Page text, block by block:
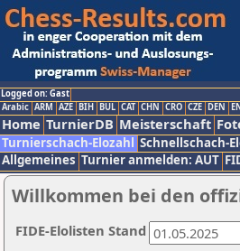
Logged on: Gast
Arabic ARM AZE BIH BUL CAT CHN CRO CZE DEN
Home TurnierDB Meisterschaft
Turnierschach-Elozahl Schnellschach-
Allgemeines Turnier anmelden: AUT
Willkommen bei den
FIDE-Elolisten Stand